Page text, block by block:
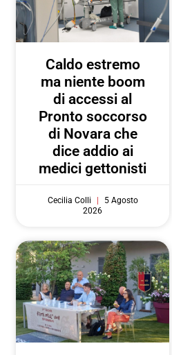
Caldo estremo
ma niente boom
di accessi al
Pronto soccorso
di Novara che
dice addio ai
medici gettonisti
Cecilia Colli
5 Agosto
2026